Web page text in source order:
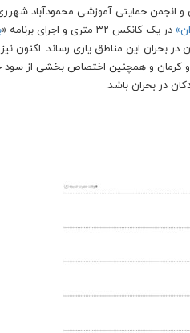
و انجمن حمایتی آموزشی محمودآباد
در یک کانکس ۳۲ متری و اجرای برنامه «
در بحران این مناطق یاری رساند. اکنون
مناطق زلزله‌زده کرمانشاه و کرمان و همچنین اختصاص بخشی